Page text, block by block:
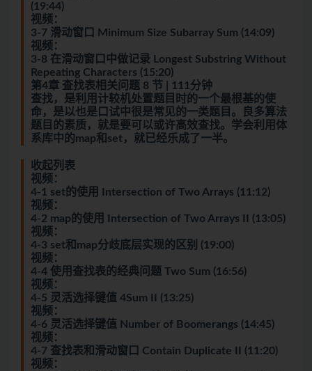
(19:44)
视频：
3-7 滑动窗口 Minimum Size Subarray Sum (14:09)
视频：
3-8 在滑动窗口中做记录 Longest Substring Without
Repeating Characters (15:20)
第4章 查找表相关问题 8 节 | 111分钟
查找，是利用计较机处置题目时的一个最根基的使
命，是以也是口试中很是常见的一类题目。良多算法
题目的素质，就是要可以或许高效查找。学会利用体
系库中的map和set，就已经乐成了一半。
收起列表
视频：
4-1 set的使用 Intersection of Two Arrays (11:12)
视频：
4-2 map的使用 Intersection of Two Arrays II (13:05)
视频：
4-3 set和map分歧底层实现的区别 (19:00)
视频：
4-4 使用查找表的经典问题 Two Sum (16:56)
视频：
4-5 灵活选择键值 4Sum II (13:25)
视频：
4-6 灵活选择键值 Number of Boomerangs (14:45)
视频：
4-7 查找表和滑动窗口 Contain Duplicate II (11:20)
视频：